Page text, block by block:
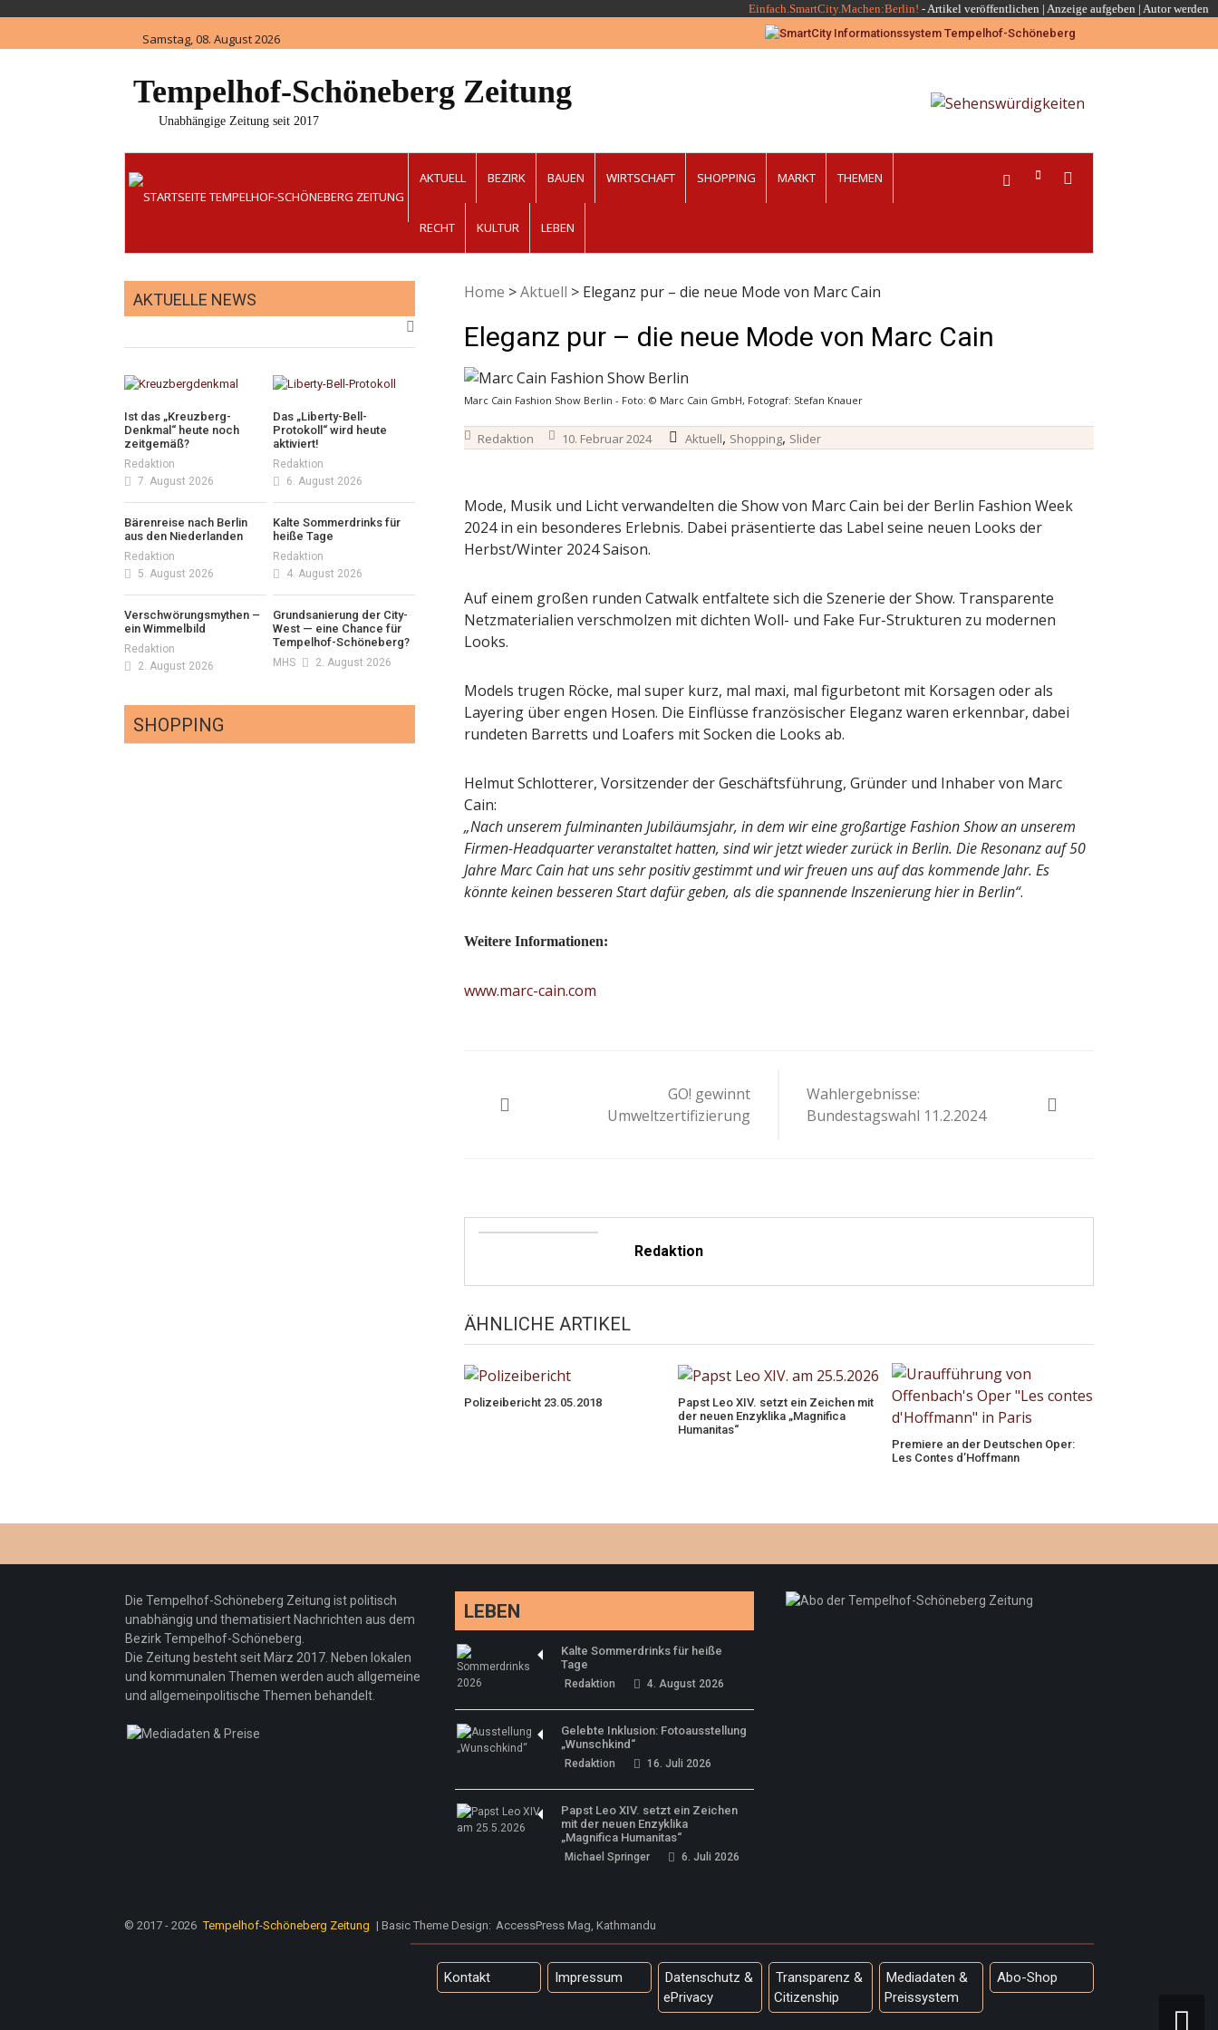
content
Einfach.SmartCity.Machen:Berlin! -Artikel veröffentlichen | Anzeige aufgeben | Autor werden
Samstag, 08. August 2026
Tempelhof-Schöneberg Zeitung
Unabhängige Zeitung seit 2017
AKTUELL BEZIRK BAUEN WIRTSCHAFT SHOPPING MARKT THEMEN
RECHT KULTUR LEBEN
Home >Aktuell > Eleganz pur – die neue Mode von Marc Cain
Eleganz pur – die neue Mode von Marc Cain
Marc Cain Fashion Show Berlin - Foto: © Marc Cain GmbH, Fotograf: Stefan Knauer
Redaktion 10. Februar 2024 Aktuell, Shopping, Slider
Mode, Musik und Licht verwandelten die Show von Marc Cain bei der Berlin Fashion Week
2024 in ein besonderes Erlebnis. Dabei präsentierte das Label seine neuen Looks der
Herbst/Winter 2024 Saison.
Auf einem großen runden Catwalk entfaltete sich die Szenerie der Show. Transparente
Netzmaterialien verschmolzen mit dichten Woll- und Fake Fur-Strukturen zu modernen
Looks.
Models trugen Röcke, mal super kurz, mal maxi, mal figurbetont mit Korsagen oder als
Layering über engen Hosen. Die Einflüsse französischer Eleganz waren erkennbar, dabei
rundeten Barretts und Loafers mit Socken die Looks ab.
Helmut Schlotterer, Vorsitzender der Geschäftsführung, Gründer und Inhaber von Marc
Cain:
„Nach unserem fulminanten Jubiläumsjahr, in dem wir eine großartige Fashion Show an unserem
Firmen-Headquarter veranstaltet hatten, sind wir jetzt wieder zurück in Berlin. Die Resonanz auf 50
Jahre Marc Cain hat uns sehr positiv gestimmt und wir freuen uns auf das kommende Jahr. Es
könnte keinen besseren Start dafür geben, als die spannende Inszenierung hier in Berlin“.
Weitere Informationen:
www.marc-cain.com
GO! gewinnt
Umweltzertifizierung
Wahlergebnisse:
Bundestagswahl 11.2.2024
Redaktion
ÄHNLICHE ARTIKEL
Polizeibericht 23.05.2018
Papst Leo XIV. setzt ein Zeichen mit
der neuen Enzyklika „Magnifica
Humanitas“
Premiere an der Deutschen Oper:
Les Contes d’Hoffmann
AKTUELLE NEWS
Ist das „Kreuzberg-
Denkmal“ heute noch
zeitgemäß?
Redaktion
7. August 2026
Das „Liberty-Bell-
Protokoll“ wird heute
aktiviert!
Redaktion
6. August 2026
Bärenreise nach Berlin
aus den Niederlanden
Redaktion
5. August 2026
Kalte Sommerdrinks für
heiße Tage
Redaktion
4. August 2026
Verschwörungsmythen –
ein Wimmelbild
Redaktion
2. August 2026
Grundsanierung der City-
West — eine Chance für
Tempelhof-Schöneberg?
MHS 2. August 2026
SHOPPING
Die Tempelhof-Schöneberg Zeitung ist politisch
unabhängig und thematisiert Nachrichten aus dem
Bezirk Tempelhof-Schöneberg.
Die Zeitung besteht seit März 2017. Neben lokalen
und kommunalen Themen werden auch allgemeine
und allgemeinpolitische Themen behandelt.
LEBEN
Kalte Sommerdrinks für heiße
Tage
Redaktion 4. August 2026
Gelebte Inklusion: Fotoausstellung
„Wunschkind“
Redaktion 16. Juli 2026
Papst Leo XIV. setzt ein Zeichen
mit der neuen Enzyklika
„Magnifica Humanitas“
Michael Springer 6. Juli 2026
© 2017 - 2026 Tempelhof-Schöneberg Zeitung | Basic Theme Design: AccessPress Mag, Kathmandu
Kontakt Impressum
Datenschutz &
ePrivacy
Transparenz &
Citizenship
Mediadaten &
Preissystem
Abo-Shop